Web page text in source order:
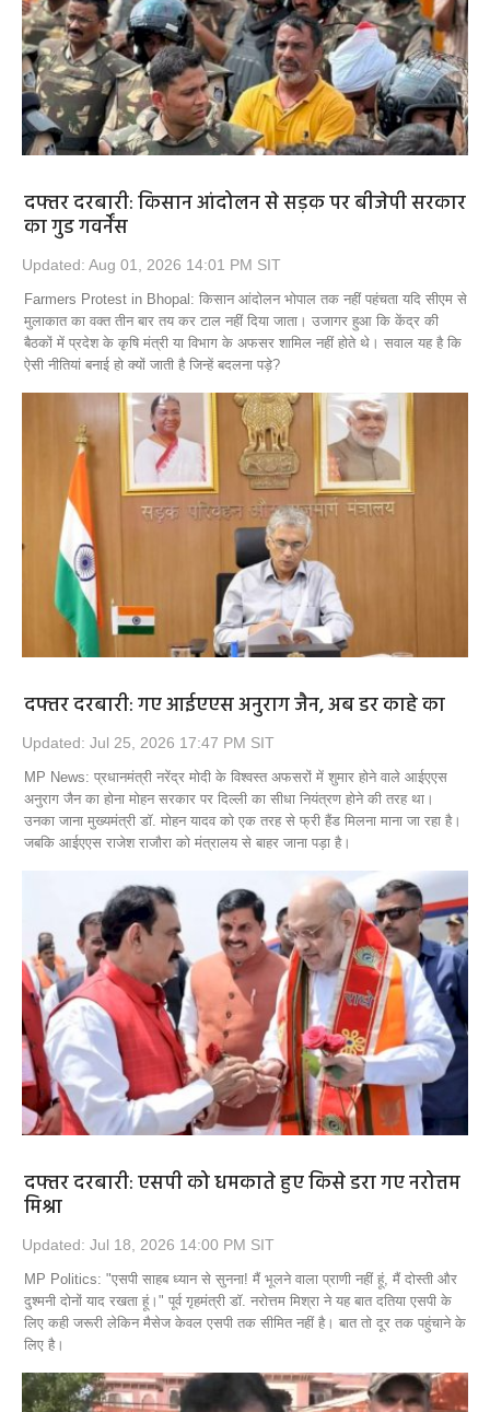
Opinion
Health & Lifestyle
Photo Gallery
दफ्तर दरबारी: किसान आंदोलन से सड़क पर बीजेपी सरकार
का गुड गवर्नेंस
Updated: Aug 01, 2026 14:01 PM SIT
Farmers Protest in Bhopal: किसान आंदोलन भोपाल तक नहीं पहंचता यदि सीएम से
मुलाकात का वक्त तीन बार तय कर टाल नहीं दिया जाता। उजागर हुआ कि केंद्र की
बैठकों में प्रदेश के कृषि मंत्री या विभाग के अफसर शामिल नहीं होते थे। सवाल यह है कि
ऐसी नीतियां बनाई हो क्यों जाती है जिन्हें बदलना पड़े?
दफ्तर दरबारी: गए आईएएस अनुराग जैन, अब डर काहे का
Updated: Jul 25, 2026 17:47 PM SIT
MP News: प्रधानमंत्री नरेंद्र मोदी के विश्वस्त अफसरों में शुमार होने वाले आईएएस
अनुराग जैन का होना मोहन सरकार पर दिल्ली का सीधा नियंत्रण होने की तरह था।
उनका जाना मुख्यमंत्री डॉ. मोहन यादव को एक तरह से फ्री हैंड मिलना माना जा रहा है।
जबकि आईएएस राजेश राजौरा को मंत्रालय से बाहर जाना पड़ा है।
दफ्तर दरबारी: एसपी को धमकाते हुए किसे डरा गए नरोत्तम
मिश्रा
Updated: Jul 18, 2026 14:00 PM SIT
MP Politics: "एसपी साहब ध्यान से सुनना! मैं भूलने वाला प्राणी नहीं हूं, मैं दोस्ती और
दुश्मनी दोनों याद रखता हूं।" पूर्व गृहमंत्री डॉ. नरोत्तम मिश्रा ने यह बात दतिया एसपी के
लिए कही जरूरी लेकिन मैसेज केवल एसपी तक सीमित नहीं है। बात तो दूर तक पहुंचाने के
लिए है।